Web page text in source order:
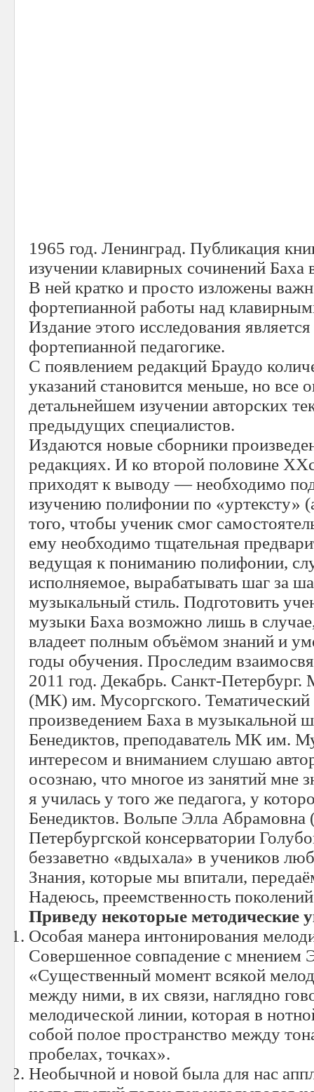
1965 год. Ленинград. Публикация
изучении клавирных сочинений
В ней кратко и просто изложены
фортепианной работы над
Издание этого исследования
фортепианной педагогике.
С появлением редакций Браудо
указаний становится меньше, но все
детальнейшем изучении авторских
предыдущих специалистов.
Издаются новые сборники
редакциях. И ко второй половине
приходят к выводу — необходимо
изучению полифонии по «уртексту»
того, чтобы ученик смог
ему необходимо тщательная
ведущая к пониманию полифонии,
исполняемое, вырабатывать шаг за
музыкальный стиль. Подготовить
музыки Баха возможно лишь в
владеет полным объёмом знаний и
годы обучения. Проследим
2011 год. Декабрь. Санкт-
(МК) им. Мусоргского. Тематический
произведением Баха в
Бенедиктов, преподаватель МК им.
интересом и вниманием слушаю
осознаю, что многое из занятий мне
я училась у того же педагога, у
Бенедиктов. Вольпе Элла Абрамовна
Петербургской консерватории
беззаветно «вдыхала» в учеников
Знания, которые мы впитали,
Надеюсь, преемственность
Приведу некоторые методические
Особая манера интонирования
Совершенное совпадение с мнением
«Существенный момент всякой
между ними, в их связи, наглядно
мелодической линии, которая в
собой полое пространство между
пробелах, точках».
Необычной и новой была для нас